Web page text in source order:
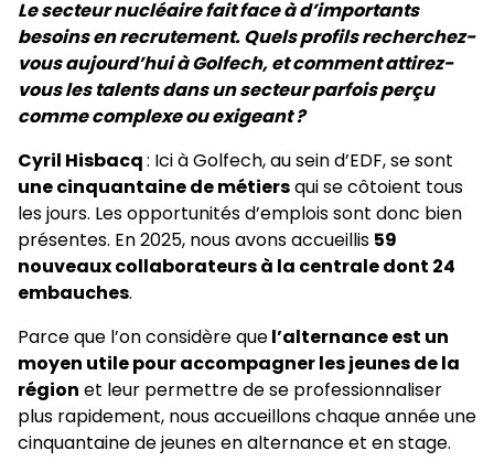
Le secteur nucléaire fait face à d’importants
besoins en recrutement. Quels profils recherchez-
vous aujourd’hui à Golfech, et comment attirez-
vous les talents dans un secteur parfois perçu
comme complexe ou exigeant ?
Cyril Hisbacq: Ici à Golfech, au sein d’EDF, se sont
une cinquantaine de métiersqui se côtoient tous
les jours. Les opportunités d’emplois sont donc bien
présentes. En 2025, nous avons accueillis 59
nouveaux collaborateurs à la centrale dont 24
embauches.
Parce que l’on considère quel’alternance est un
moyen utile pour accompagner les jeunes de la
région et leur permettre de se professionnaliser
plus rapidement, nous accueillons chaque année une
cinquantaine de jeunes en alternance et en stage.